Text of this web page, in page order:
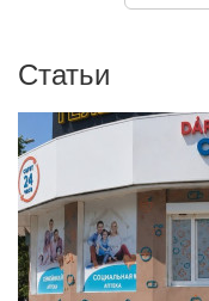
Статьи